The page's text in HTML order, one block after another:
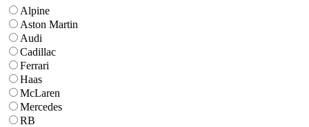
Alpine
Aston Martin
Audi
Cadillac
Ferrari
Haas
McLaren
Mercedes
RB